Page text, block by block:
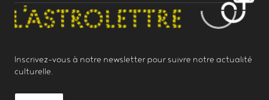
Inscrivez-vous à notre newsletter pour suivre notre actualité
culturelle.